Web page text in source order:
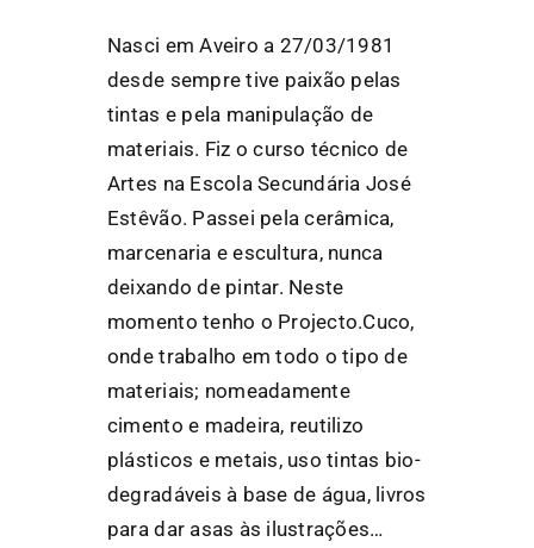
Nasci em Aveiro a 27/03/1981
desde sempre tive paixão pelas
tintas e pela manipulação de
materiais. Fiz o curso técnico de
Artes na Escola Secundária José
Estêvão. Passei pela cerâmica,
marcenaria e escultura, nunca
deixando de pintar. Neste
momento tenho o Projecto.Cuco,
onde trabalho em todo o tipo de
materiais; nomeadamente
cimento e madeira, reutilizo
plásticos e metais, uso tintas bio-
degradáveis à base de água, livros
para dar asas às ilustrações…